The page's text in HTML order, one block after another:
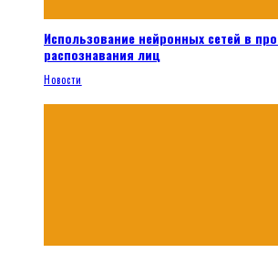
Использование нейронных сетей в
распознавания лиц
Новости